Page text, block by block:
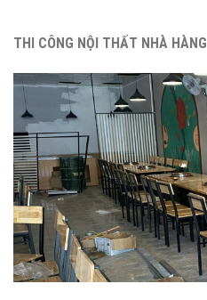
THI CÔNG NỘI THẤT NHÀ HÀNG